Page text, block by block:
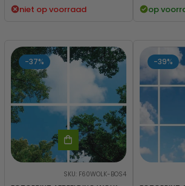
niet op voorraad op
-37%
SKU: F60WOLK-BOS4
-39%